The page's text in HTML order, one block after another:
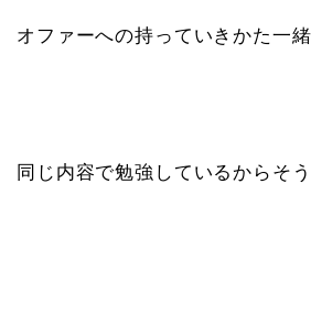
オファーへの持っていきかた一
同じ内容で勉強しているからそ